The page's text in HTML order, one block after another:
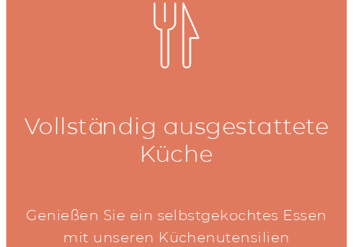
Vollständig ausgestattete
Küche
Genießen Sie ein selbstgekochtes Essen
mit unseren Küchenutensilien